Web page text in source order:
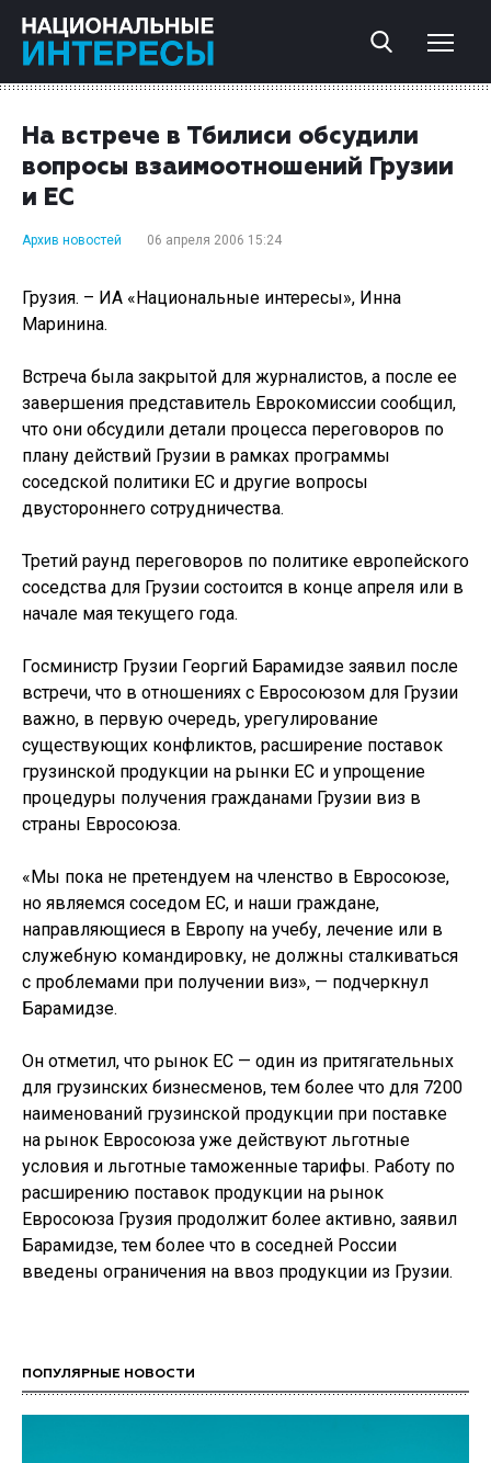
На встрече в Тбилиси обсудили
вопросы взаимоотношений Грузии
и ЕС
Архив новостей 06 апреля 2006 15:24
Грузия. – ИА «Национальные интересы», Инна
Маринина.
Встреча была закрытой для журналистов, а после ее
завершения представитель Еврокомиссии сообщил,
что они обсудили детали процесса переговоров по
плану действий Грузии в рамках программы
соседской политики ЕС и другие вопросы
двустороннего сотрудничества.
Третий раунд переговоров по политике европейского
соседства для Грузии состоится в конце апреля или в
начале мая текущего года.
Госминистр Грузии Георгий Барамидзе заявил после
встречи, что в отношениях с Евросоюзом для Грузии
важно, в первую очередь, урегулирование
существующих конфликтов, расширение поставок
грузинской продукции на рынки ЕС и упрощение
процедуры получения гражданами Грузии виз в
страны Евросоюза.
«Мы пока не претендуем на членство в Евросоюзе,
но являемся соседом ЕС, и наши граждане,
направляющиеся в Европу на учебу, лечение или в
служебную командировку, не должны сталкиваться
с проблемами при получении виз», — подчеркнул
Барамидзе.
Он отметил, что рынок ЕС — один из притягательных
для грузинских бизнесменов, тем более что для 7200
наименований грузинской продукции при поставке
на рынок Евросоюза уже действуют льготные
условия и льготные таможенные тарифы. Работу по
расширению поставок продукции на рынок
Евросоюза Грузия продолжит более активно, заявил
Барамидзе, тем более что в соседней России
введены ограничения на ввоз продукции из Грузии.
ПОПУЛЯРНЫЕ НОВОСТИ